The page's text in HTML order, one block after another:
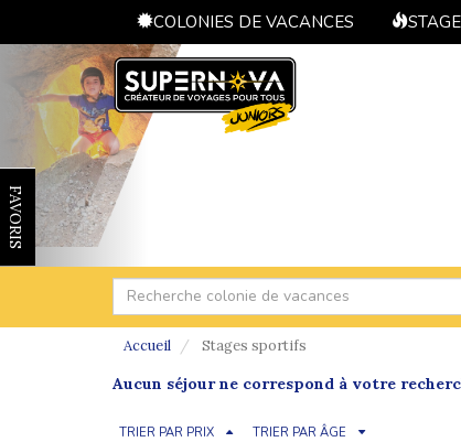
COLONIES DE VACANCES
FAVORIS
Accueil Stages sportifs
Aucun séjour ne correspond à votre
TRIER PAR PRIX TRIER PAR ÂGE